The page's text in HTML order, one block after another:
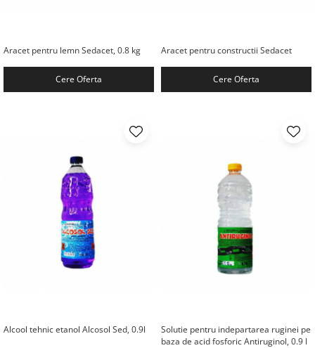
Aracet pentru lemn Sedacet, 0.8 kg
Cere Oferta
Aracet pentru constructii Sedacet
Cere Oferta
Alcool tehnic etanol Alcosol Sed, 0.9l
Solutie pentru indepartarea ruginei pe
baza de acid fosforic Antiruginol, 0.9 l